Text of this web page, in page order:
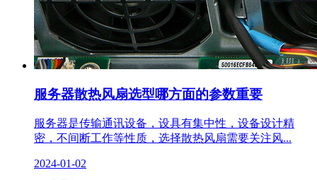
服务器散热风扇选型哪方面的参数重要
服务器是传输通讯设备，设具有集中性，设备设计精
密，不间断工作等性质，选择散热风扇需要关注风...
2024-01-02